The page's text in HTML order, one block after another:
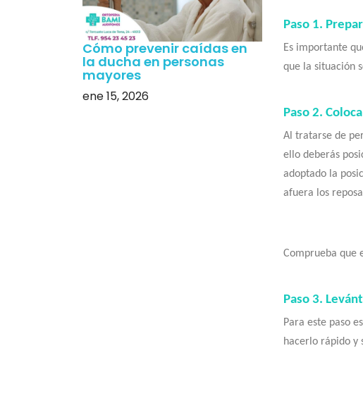
Cómo prevenir caídas en
la ducha en personas
mayores
ene 15, 2026
Paso 1.
Es importante
que la situación
Paso 2.
Al tratarse de
ello deberás
adoptado la
afuera los
Comprueba que
Paso 3.
Para este paso
hacerlo rápido y